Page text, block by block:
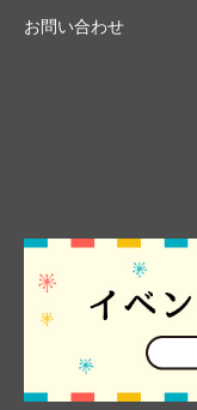
お問い合わせ